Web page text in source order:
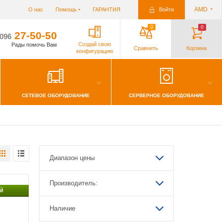
27-50-50
Рады помочь Вам
0
Корзина
0
Сравнить
Войти
Жесткие диски/SSD
ИБП, аккумуляторы, зарядники
Наушники
СЕТЕВОЕ ОБОРУДОВАНИЕ
Роутеры
СЕРВЕРНОЕ ОБОРУДОВАНИЕ
AMD
О нас Помощь ГАРАНТИЯ
Создай свою
конфигурацию
Диапазон цены
Производитель:
Наличие